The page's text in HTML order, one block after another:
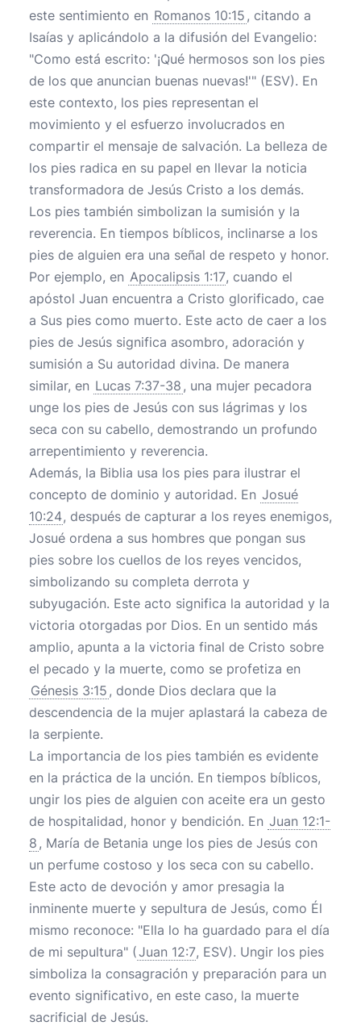
este sentimiento en Romanos 10:15 , citando a
Isaías y aplicándolo a la difusión del Evangelio:
"Como está escrito: '¡Qué hermosos son los pies
de los que anuncian buenas nuevas!'" (ESV). En
este contexto, los pies representan el
movimiento y el esfuerzo involucrados en
compartir el mensaje de salvación. La belleza de
los pies radica en su papel en llevar la noticia
transformadora de Jesús Cristo a los demás.
Los pies también simbolizan la sumisión y la
reverencia. En tiempos bíblicos, inclinarse a los
pies de alguien era una señal de respeto y honor.
Por ejemplo, en Apocalipsis 1:17, cuando el
apóstol Juan encuentra a Cristo glorificado, cae
a Sus pies como muerto. Este acto de caer a los
pies de Jesús significa asombro, adoración y
sumisión a Su autoridad divina. De manera
similar, en Lucas 7:37-38 , una mujer pecadora
unge los pies de Jesús con sus lágrimas y los
seca con su cabello, demostrando un profundo
arrepentimiento y reverencia.
Además, la Biblia usa los pies para ilustrar el
concepto de dominio y autoridad. En Josué
10:24, después de capturar a los reyes enemigos,
Josué ordena a sus hombres que pongan sus
pies sobre los cuellos de los reyes vencidos,
simbolizando su completa derrota y
subyugación. Este acto significa la autoridad y la
victoria otorgadas por Dios. En un sentido más
amplio, apunta a la victoria final de Cristo sobre
el pecado y la muerte, como se profetiza en
Génesis 3:15 , donde Dios declara que la
descendencia de la mujer aplastará la cabeza de
la serpiente.
La importancia de los pies también es evidente
en la práctica de la unción. En tiempos bíblicos,
ungir los pies de alguien con aceite era un gesto
de hospitalidad, honor y bendición. En Juan 12:1-
8 , María de Betania unge los pies de Jesús con
un perfume costoso y los seca con su cabello.
Este acto de devoción y amor presagia la
inminente muerte y sepultura de Jesús, como Él
mismo reconoce: "Ella lo ha guardado para el día
de mi sepultura" (Juan 12:7, ESV). Ungir los pies
simboliza la consagración y preparación para un
evento significativo, en este caso, la muerte
sacrificial de Jesús.